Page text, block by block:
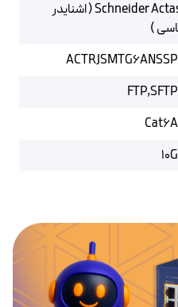
Schneider Actassi ( اشنایدر
)
ACTRJSMTG6ANSSP
FTP,SFTP
Cat6A
10G